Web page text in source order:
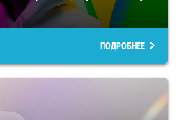
ПОДРОБНЕЕ